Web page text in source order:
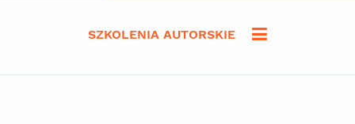
SZKOLENIA AUTORSKIE